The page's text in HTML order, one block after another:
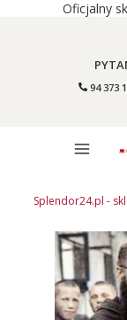
Oficjalny
94 373
Splendor24.pl -